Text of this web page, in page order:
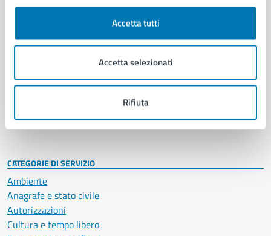
Accetta tutti
Accetta selezionati
Rifiuta
Aree amministrative
Uffici
Politici
Intranet, posta aziendale e protocollo
CATEGORIE DI SERVIZIO
Ambiente
Anagrafe e stato civile
Autorizzazioni
Cultura e tempo libero